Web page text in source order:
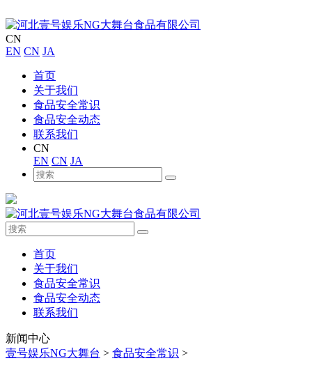
CN
EN CN JA
首页
关于我们
食品安全常识
食品安全动态
联系我们
CN
EN CN JA
首页
关于我们
食品安全常识
食品安全动态
联系我们
新闻中心
壹号娱乐NG大舞台 > 食品安全常识 >